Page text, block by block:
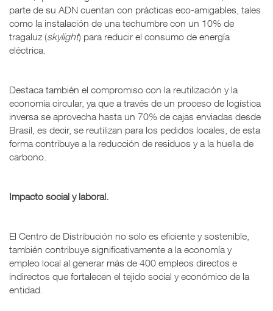
parte de su ADN cuentan con prácticas eco-amigables, tales
como la instalación de una techumbre con un 10% de
tragaluz (skylight) para reducir el consumo de energía
eléctrica.
Destaca también el compromiso con la reutilización y la
economía circular, ya que a través de un proceso de logística
inversa se aprovecha hasta un 70% de cajas enviadas desde
Brasil, es decir, se reutilizan para los pedidos locales, de esta
forma contribuye a la reducción de residuos y a la huella de
carbono.
Impacto social y laboral.
El Centro de Distribución no solo es eficiente y sostenible,
también contribuye significativamente a la economía y
empleo local al generar más de 400 empleos directos e
indirectos que fortalecen el tejido social y económico de la
entidad.